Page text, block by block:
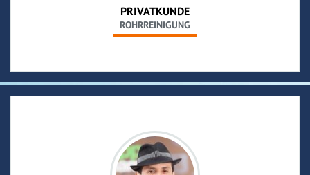
PRIVATKUNDE
ROHRREINIGUNG